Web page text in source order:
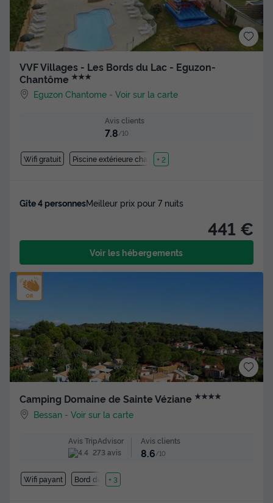
VVF Villages - Les Bords du Lac - Eguzon-
Chantôme ★★★
Eguzon Chantome -Voir sur la carte
Avis clients
7.8/10
Wifi gratuit Piscine extérieure chauffée
+ 2
Gîte 4 personnesMeilleur prix pour 7 nuits
441 €
Voir les hébergements
Camping Domaine de Sainte Véziane ★★★★
Bessan -Voir sur la carte
Avis TripAdvisor
273 avis
Avis clients
8.6/10
Wifi payant Bord de mer
+ 3